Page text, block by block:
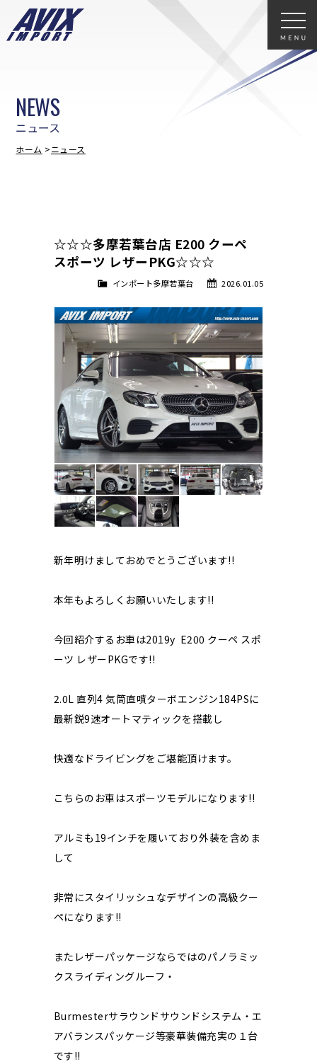
ニュース
NEWS
ホーム ニュース
☆☆☆多摩若葉台店 E200 クーペ
スポーツ レザーPKG☆☆☆
2026.01.05
インポート多摩若葉台
新年明けましておめでとうございます!!
本年もよろしくお願いいたします!!
今回紹介するお車は2019y E200 クーペ スポ
ーツ レザーPKGです!!
2.0L 直列4 気筒直噴ターボエンジン184PSに
最新鋭9速オートマティックを搭載し
快適なドライビングをご堪能頂けます。
こちらのお車はスポーツモデルになります!!
アルミも19インチを履いており外装を含めま
して
非常にスタイリッシュなデザインの高級クー
ペになります!!
またレザーパッケージならではのパノラミッ
クスライディングルーフ・
Burmesterサラウンドサウンドシステム・エ
アバランスパッケージ等豪華装備充実の１台
です!!